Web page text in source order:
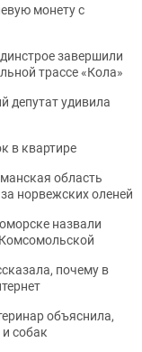
монету с
завершили
трассе «Кола»
депутат удивила
в квартире
область
норвежских оленей
назвали
почему в
объяснила,
собак